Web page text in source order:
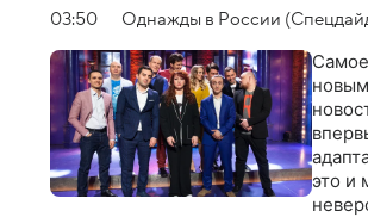
03:50
Однажды в России
это и